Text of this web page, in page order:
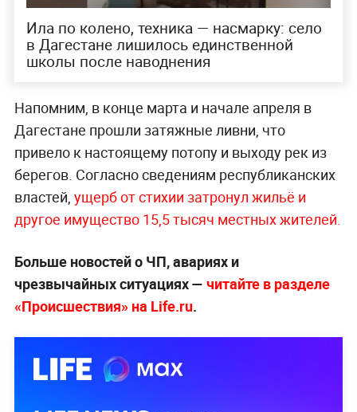
Ила по колено, техника — насмарку: село
в Дагестане лишилось единственной
школы после наводнения
Напомним, в конце марта и начале апреля в
Дагестане прошли затяжные ливни, что
привело к настоящему потопу и выходу рек из
берегов. Согласно сведениям республиканских
властей, ущерб от стихии затронул жильё и
другое имущество 15,5 тысяч местных жителей.
Больше новостей о ЧП, авариях и
чрезвычайных ситуациях — читайте в разделе
«Происшествия» на Life.ru.